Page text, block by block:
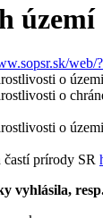
web/
o
o
o
častí prírody SR
vyhlásila,